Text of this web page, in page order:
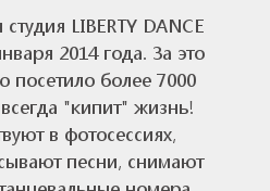
LIBERTY DANCE
2014 года. За это
посетило более 7000
"кипит" жизнь!
в фотосессиях,
песни, снимают